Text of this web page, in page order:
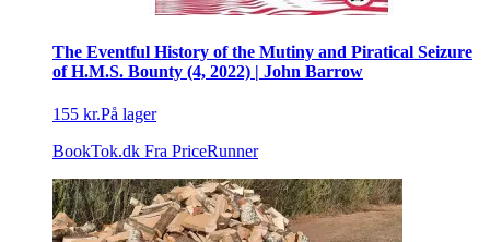
The Eventful History of the Mutiny and Piratical Seizure
of H.M.S. Bounty (4, 2022) | John Barrow
155 kr.På lager
BookTok.dk Fra PriceRunner